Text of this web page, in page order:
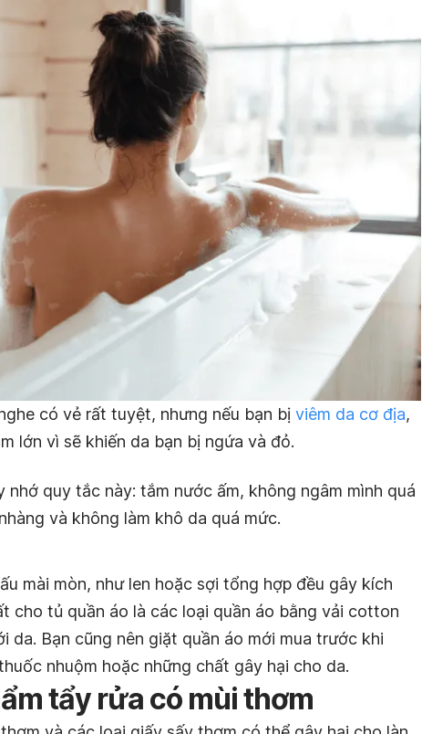
có vẻ rất tuyệt, nhưng nếu bạn bị viêm da cơ địa,
lớn vì sẽ khiến da bạn bị ngứa và đỏ.
nhớ quy tắc này: tắm nước ấm, không ngâm mình quá
và không làm khô da quá mức.
mài mòn, như len hoặc sợi tổng hợp đều gây kích
cho tủ quần áo là các loại quần áo bằng vải cotton
da. Bạn cũng nên giặt quần áo mới mua trước khi
nhuộm hoặc những chất gây hại cho da.
tẩy rửa có mùi thơm